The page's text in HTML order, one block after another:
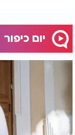
יום כיפור